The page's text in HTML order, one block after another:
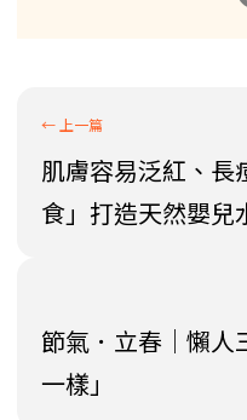
肌膚容易泛紅、長
食」打造天然嬰兒
節氣．立春│懶人
一樣」